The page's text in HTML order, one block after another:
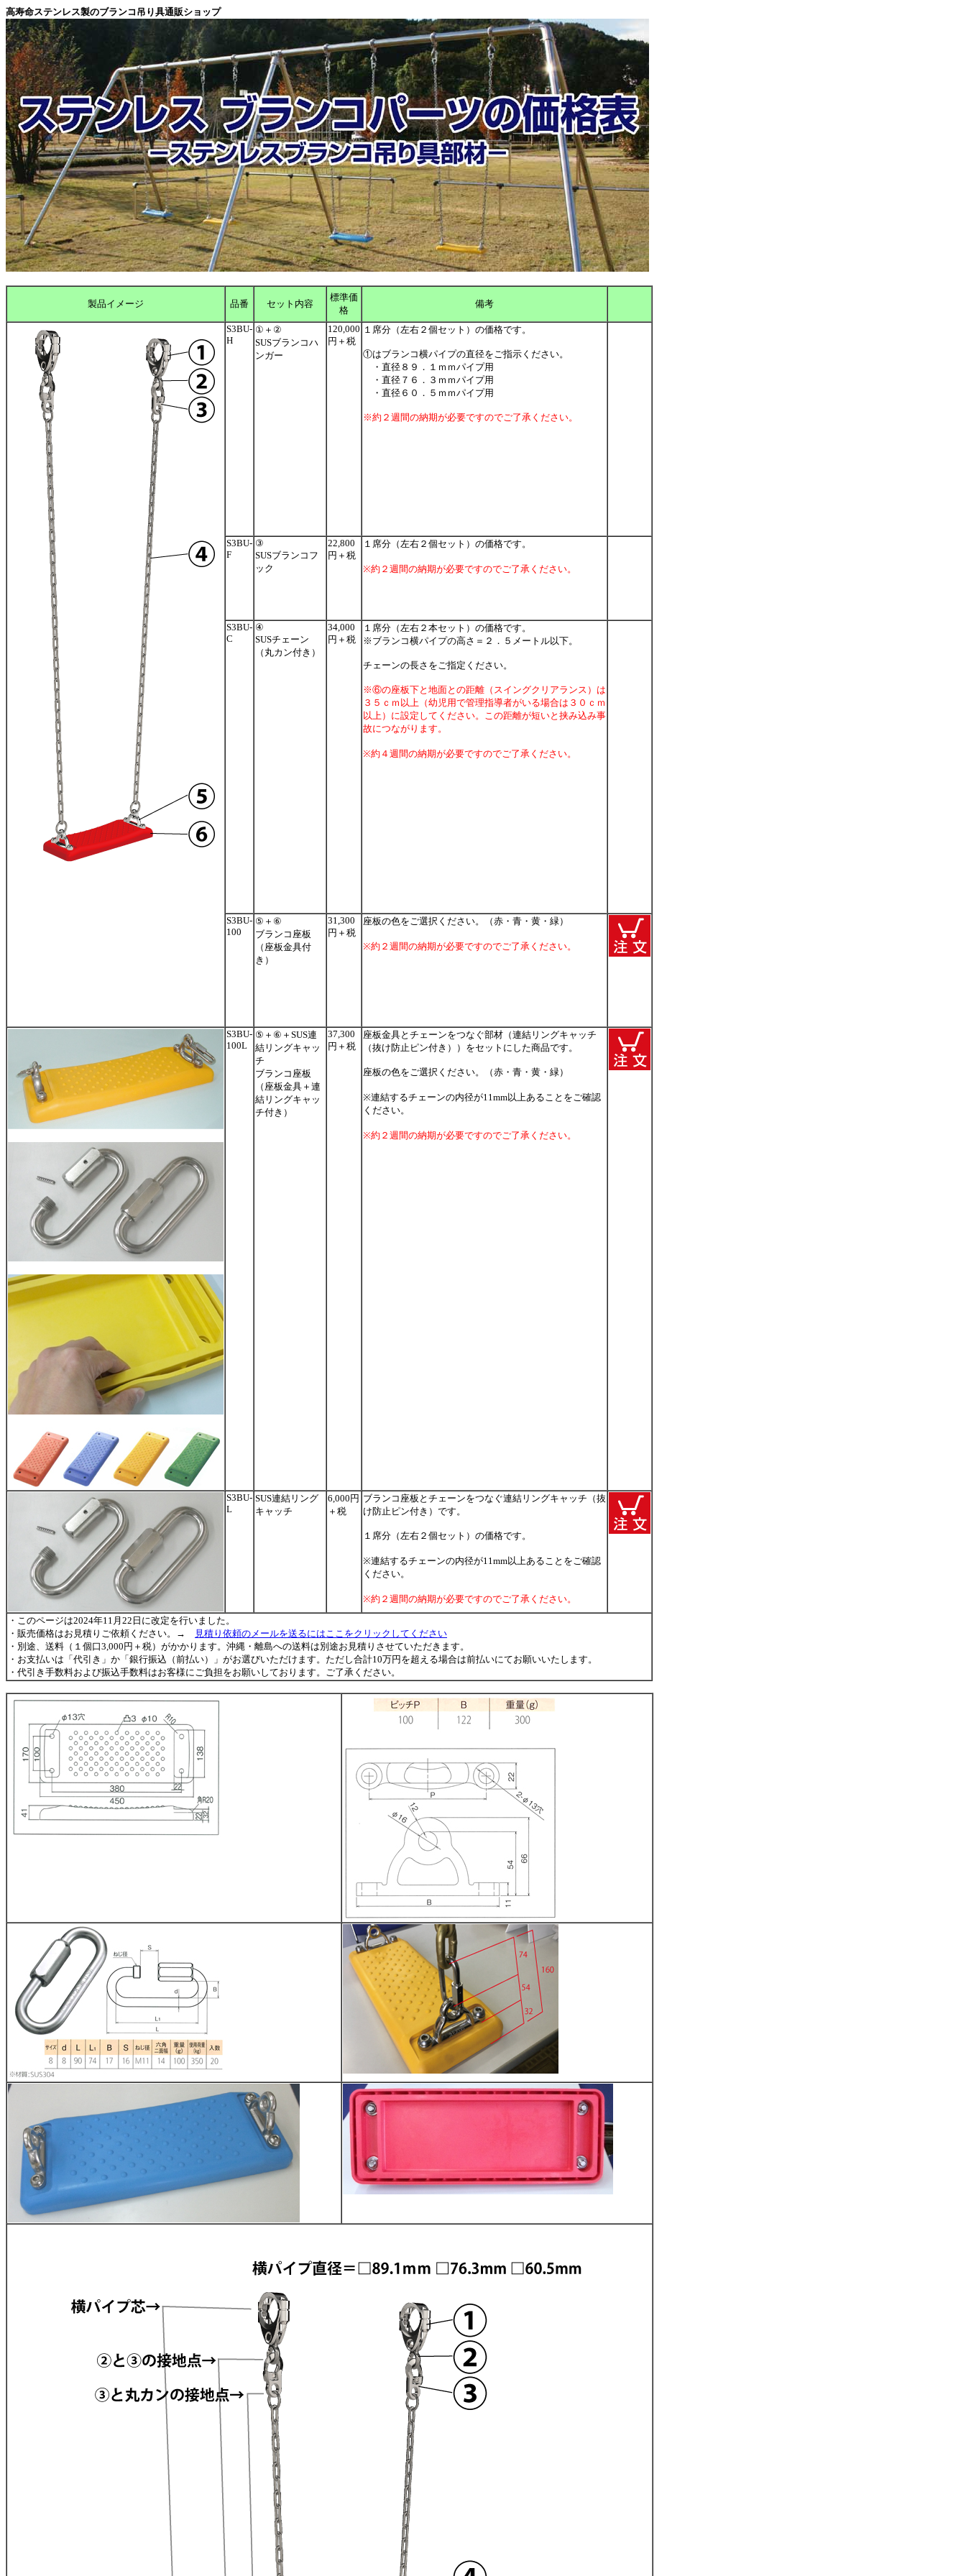
高寿命ステンレス製のブランコ吊り具通販ショップ
製品イメージ 品番 セット内容
標準価
格
備考
S3BU-
H
①＋②
SUSブランコハ
ンガー
120,000
円＋税
１席分（左右２個セット）の価格です。
①はブランコ横パイプの直径をご指示ください。
・直径８９．１ｍｍパイプ用
・直径７６．３ｍｍパイプ用
・直径６０．５ｍｍパイプ用
※約２週間の納期が必要ですのでご了承ください。
S3BU-
F
③
SUSブランコフ
ック
22,800
円＋税
１席分（左右２個セット）の価格です。
※約２週間の納期が必要ですのでご了承ください。
S3BU-
C
④
SUSチェーン
（丸カン付き）
34,000
円＋税
１席分（左右２本セット）の価格です。
※ブランコ横パイプの高さ＝２．５メートル以下。
チェーンの長さをご指定ください。
※⑥の座板下と地面との距離（スイングクリアランス）は
３５ｃｍ以上（幼児用で管理指導者がいる場合は３０ｃｍ
以上）に設定してください。この距離が短いと挟み込み事
故につながります。
※約４週間の納期が必要ですのでご了承ください。
S3BU-
100
⑤＋⑥
ブランコ座板
（座板金具付
き）
31,300
円＋税
座板の色をご選択ください。（赤・青・黄・緑）
※約２週間の納期が必要ですのでご了承ください。
S3BU-
100L
⑤＋⑥＋SUS連
結リングキャッ
チ
ブランコ座板
（座板金具＋連
結リングキャッ
チ付き）
37,300
円＋税
座板金具とチェーンをつなぐ部材（連結リングキャッチ
（抜け防止ピン付き））をセットにした商品です。
座板の色をご選択ください。（赤・青・黄・緑）
※連結するチェーンの内径が11mm以上あることをご確認
ください。
※約２週間の納期が必要ですのでご了承ください。
S3BU-
L
SUS連結リング
キャッチ
6,000円
＋税
ブランコ座板とチェーンをつなぐ連結リングキャッチ（抜
け防止ピン付き）です。
１席分（左右２個セット）の価格です。
※連結するチェーンの内径が11mm以上あることをご確認
ください。
※約２週間の納期が必要ですのでご了承ください。
・このページは2024年11月22日に改定を行いました。
・販売価格はお見積りご依頼ください。→
見積り依頼のメールを送るにはここをクリックしてください
・別途、送料（１個口3,000円＋税）がかかります。沖縄・離島への送料は別途お見積りさせていただきます。
・お支払いは「代引き」か「銀行振込（前払い）」がお選びいただけます。ただし合計10万円を超える場合は前払いにてお願いいたします。
・代引き手数料および振込手数料はお客様にご負担をお願いしております。ご了承ください。